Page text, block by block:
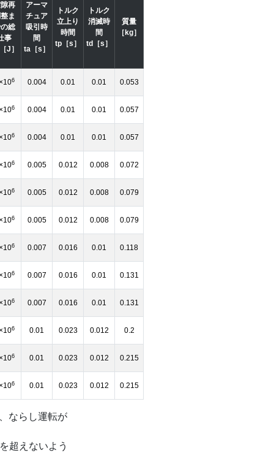
再
ま
総
事
J］
アーマ
チュア
吸引時
間
ta［s］
トルク
立上り
時間
tp［s］
トルク
消滅時
間
td［s］
質量
［kg］
6 0.004 0.01 0.01 0.053
6 0.004 0.01 0.01 0.057
6 0.004 0.01 0.01 0.057
6 0.005 0.012 0.008 0.072
6 0.005 0.012 0.008 0.079
6 0.005 0.012 0.008 0.079
6 0.007 0.016 0.01 0.118
6 0.007 0.016 0.01 0.131
6 0.007 0.016 0.01 0.131
6 0.01 0.023 0.012 0.2
6 0.01 0.023 0.012 0.215
6 0.01 0.023 0.012 0.215
ならし運転が
超えないよう